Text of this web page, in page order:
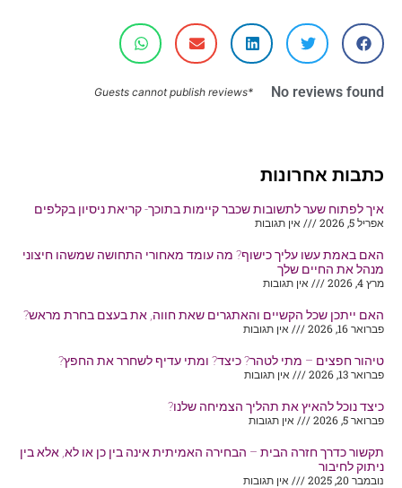
כתבות אחרונות
איך לפתוח שער לתשובות שכבר קיימות בתוכך- קריאת ניסיון בקלפים
אפריל 5, 2026
אין תגובות
האם באמת עשו עליך כישוף? מה עומד מאחורי התחושה שמשהו חיצוני
מנהל את החיים שלך
מרץ 4, 2026
אין תגובות
האם ייתכן שכל הקשיים והאתגרים שאת חווה, את בעצם בחרת מראש?
פברואר 16, 2026
אין תגובות
טיהור חפצים – מתי לטהר? כיצד? ומתי עדיף לשחרר את החפץ?
פברואר 13, 2026
אין תגובות
כיצד נוכל להאיץ את תהליך הצמיחה שלנו?
פברואר 5, 2026
אין תגובות
תקשור כדרך חזרה הבית – הבחירה האמיתית אינה בין כן או לא, אלא בין
ניתוק לחיבור
נובמבר 20, 2025
אין תגובות
No reviews found
*Guests cannot publish reviews